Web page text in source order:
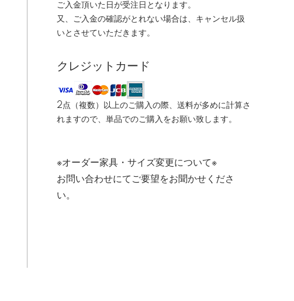
ご入金頂いた日が受注日となります。
又、ご入金の確認がとれない場合は、キャンセル扱
いとさせていただきます。
クレジットカード
2点（複数）以上のご購入の際、送料が多めに計算さ
れますので、単品でのご購入をお願い致します。
※オーダー家具・サイズ変更について※
お問い合わせにてご要望をお聞かせくださ
い。